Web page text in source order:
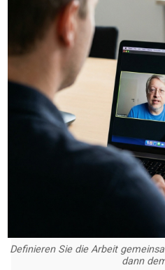
Definieren Sie die Arbeit
dann